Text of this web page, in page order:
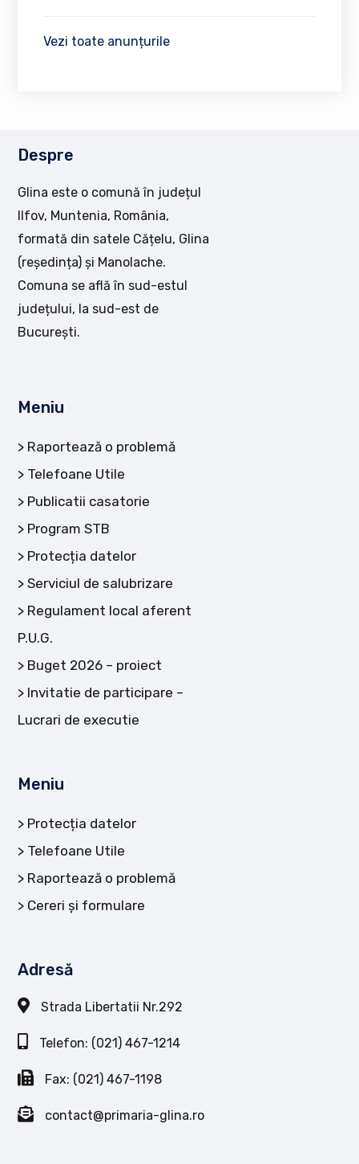
Vezi toate anunțurile
Despre
Glina este o comună în județul
Ilfov, Muntenia, România,
formată din satele Cățelu, Glina
(reședința) și Manolache.
Comuna se află în sud-estul
județului, la sud-est de
București.
Meniu
Raportează o problemă
Telefoane Utile
Publicatii casatorie
Program STB
Protecția datelor
Serviciul de salubrizare
Regulament local aferent
P.U.G.
Buget 2026 – proiect
Invitatie de participare –
Lucrari de executie
Meniu
Protecția datelor
Telefoane Utile
Raportează o problemă
Cereri și formulare
Adresă
Strada Libertatii Nr.292
Telefon: (021) 467-1214
Fax: (021) 467-1198
contact@primaria-glina.ro